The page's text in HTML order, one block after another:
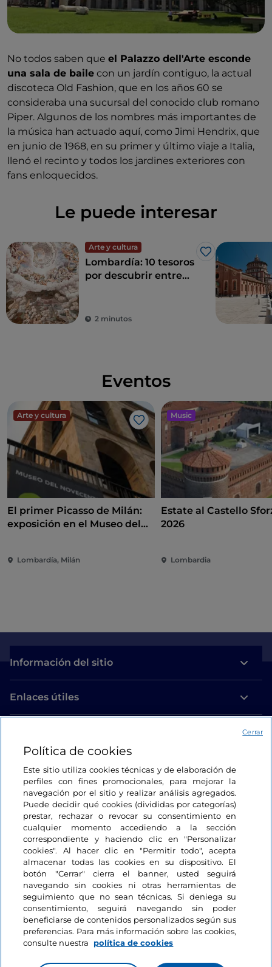
No todos saben que el Palazzo dell'Arte esconde
una sala de baile con un jardín contiguo, la actual
discoteca Old Fashion, que en los años 60 se
consideraba una sucursal del conocido club romano
Piper. Algunos de los nombres más importantes de
la música han actuado aquí, como Jimi Hendrix, que
en junio de 1968, en su primer y último viaje a Italia,
llenó el recinto y todos los jardines exteriores con
fans enloquecidos.
Le puede interesar
Arte y cultura
Me gusta
Lombardía: 10 tesoros
por descubrir entre
2 minutos
Eventos
Arte y cultura
Me gusta
El primer Picasso de Milán:
exposición en el Museo del
internacional
Lombardía, Milán
Music
Estate al Castello
2026
Lombardia
Información del sitio
Enlaces útiles
Estamos en contacto
Política de cookies
Este sitio utiliza cookies técnicas y de elaboración de
perfiles con fines promocionales, para mejorar la
navegación por el sitio y realizar análisis agregados.
Puede decidir qué cookies (divididas por categorías)
prestar, rechazar o revocar su consentimiento en
cualquier momento accediendo a la sección
correspondiente y haciendo clic en "Personalizar
cookies". Al hacer clic en "Permitir todo", acepta
almacenar todas las cookies en su dispositivo. El
botón "Cerrar" cierra el banner, usted seguirá
navegando sin cookies ni otras herramientas de
seguimiento que no sean técnicas. Si deniega su
consentimiento, seguirá navegando sin poder
beneficiarse de contenidos personalizados según sus
preferencias. Para más información sobre las cookies,
consulte nuestra
política de cookies
Cerrar